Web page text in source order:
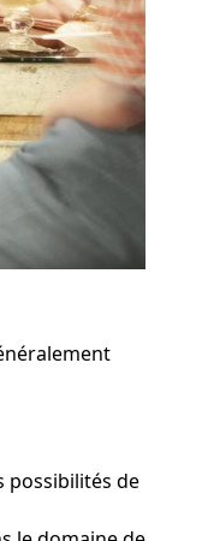
possibilités de